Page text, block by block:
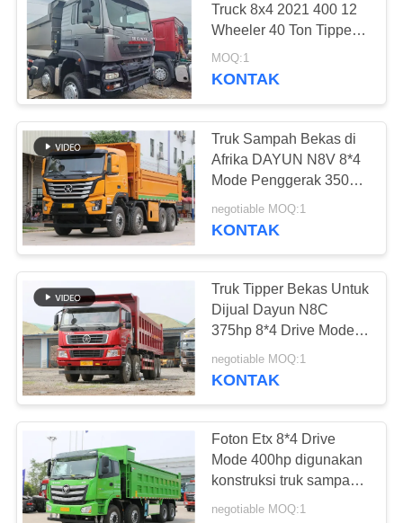
Bus Pelatih Bekas
Bus Tur Bekas
226
Truk kargo bekas
Truck 8x4 2021 400 12
Wheeler 40 Ton Tipper
Truck Dump Truck
MOQ:1
KONTAK
Truk Sampah Bekas di
Afrika DAYUN N8V 8*4
Mode Penggerak 350hp
Truk Sampah Konstruksi
Bekas Dengan Jarak
negotiable MOQ:1
KONTAK
Truk Tipper Bekas Untuk
Dijual Dayun N8C
375hp 8*4 Drive Mode
Beli Truk Dump Bekas
Harga Terbaik Ke Afrika
negotiable MOQ:1
KONTAK
Foton Etx 8*4 Drive
Mode 400hp digunakan
konstruksi truk sampah
dengan jarak tempuh
negotiable MOQ:1